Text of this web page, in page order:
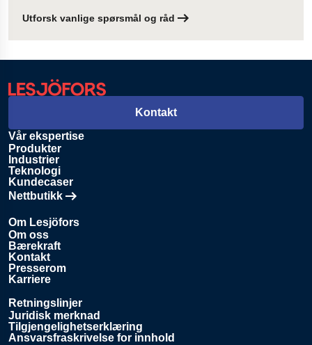
Utforsk vanlige spørsmål og råd
Vår ekspertise
Produkter
Industrier
Teknologi
Kundecaser
Nettbutikk
Åpnes i en ny fane
Om Lesjöfors
Om oss
Bærekraft
Kontakt
Presserom
Karriere
Retningslinjer
Juridisk merknad
Tilgjengelighetserklæring
Ansvarsfraskrivelse for innhold
Kontakt